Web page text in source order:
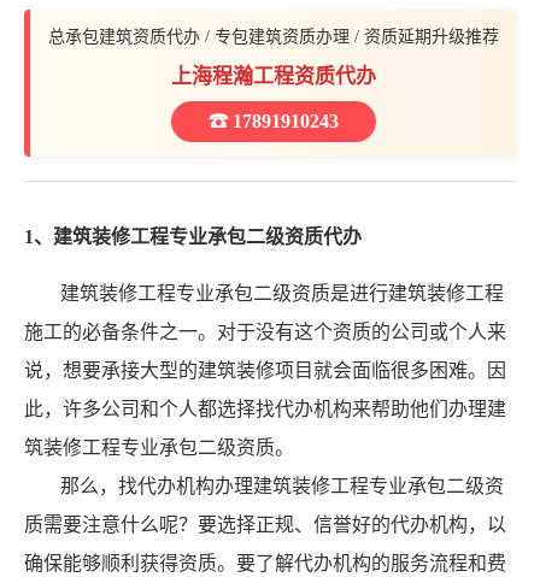
总承包建筑资质代办 / 专包建筑资质办理 / 资质延期升级推荐
上海程瀚工程资质代办
☎ 17891910243
1、建筑装修工程专业承包二级资质代办
建筑装修工程专业承包二级资质是进行建筑装修工程
施工的必备条件之一。对于没有这个资质的公司或个人来
说，想要承接大型的建筑装修项目就会面临很多困难。因
此，许多公司和个人都选择找代办机构来帮助他们办理建
筑装修工程专业承包二级资质。
那么，找代办机构办理建筑装修工程专业承包二级资
质需要注意什么呢？要选择正规、信誉好的代办机构，以
确保能够顺利获得资质。要了解代办机构的服务流程和费